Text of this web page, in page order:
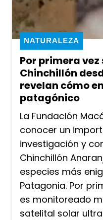
Por primera vez
Chinchillón
revelan cómo
patagónico
NATURALEZA
La Fundación
conocer un
investigación y
Chinchillón
especies más
Patagonia. Por
es monitoreado
satelital solar